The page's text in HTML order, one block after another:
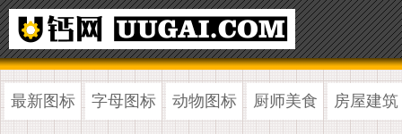
最新图标 字母图标 动物图标 厨师美食 房屋建筑